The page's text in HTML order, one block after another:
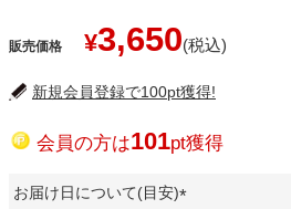
販売価格 ¥3,650
新規会員登録で100pt獲得!
会員の方は101pt獲得
お届け日について(目安)